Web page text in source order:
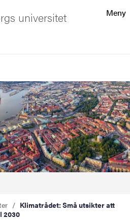
Meny
universitet
Klimatrådet: Små utsikter att
2030